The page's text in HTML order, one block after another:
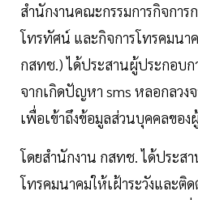
สำนักงานคณะกรรมการกิจการก
โทรทัศน์ และกิจการโทรคมนา
กสทช.) ได้ประสานผู้ประกอบก
จากเกิดปัญหา sms หลอกลว
เพื่อเข้าถึงข้อมูลส่วนบุคคลของ
โดยสำนักงาน กสทช. ได้ประส
โทรคมนาคมให้เฝ้าระวังและติ